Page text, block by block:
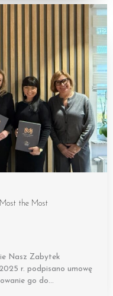
the Most
Nasz Zabytek
r. podpisano umowę
go do…